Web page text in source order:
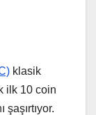
klasik
ilk 10 coin
şaşırtıyor.